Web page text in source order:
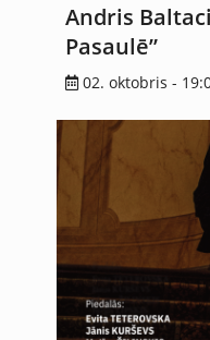
Andris
Pasaulē”
02. oktobris -